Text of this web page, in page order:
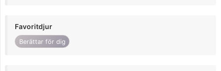
Favoritdjur
Berättar för dig